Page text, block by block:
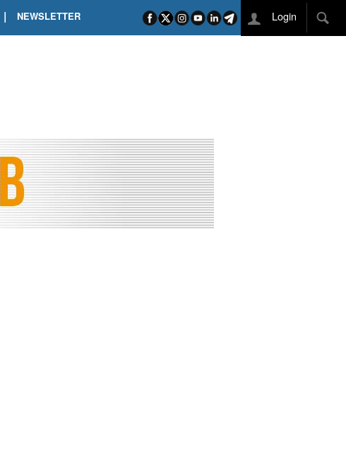
INCORONA CARAPAZ
DI PHILIPSEN SU SCHMID E KOOIJ
| NEWSLETTER Login